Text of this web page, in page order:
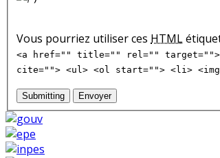
Vous pourriez utiliser ces HTML
<a href="" title="" rel="" target="">
cite=""> <ul> <ol start=""> <li>
Submitting Envoyer